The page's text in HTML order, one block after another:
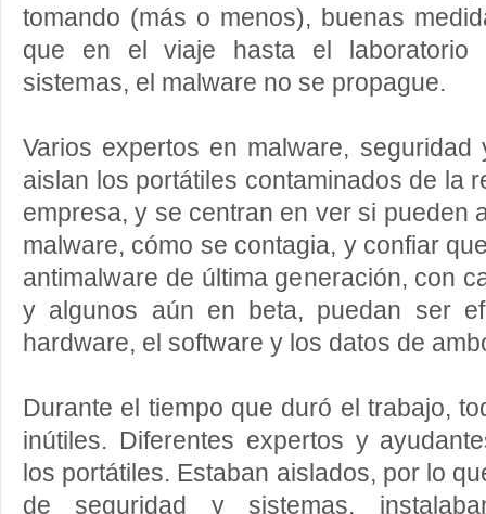
tomando (más o menos), buenas
que en el viaje hasta el laboratorio
sistemas, el malware no se propague.
Varios expertos en malware,
aislan los portátiles contaminados de la
empresa, y se centran en ver si pueden
malware, cómo se contagia, y confiar
antimalware de última generación, con
y algunos aún en beta, puedan ser
hardware, el software y los datos de
Durante el tiempo que duró el trabajo,
inútiles. Diferentes expertos y
los portátiles. Estaban aislados, por lo
de seguridad y sistemas,